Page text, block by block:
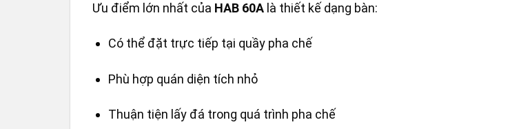
Ưu điểm lớn nhất của HAB 60A là thiết kế dạng bàn:
Có thể đặt trực tiếp tại quầy pha chế
Phù hợp quán diện tích nhỏ
Thuận tiện lấy đá trong quá trình pha chế